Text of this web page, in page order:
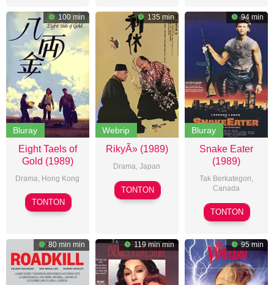
100 min
Bluray
Eight Taels of
Gold (1989)
Drama, Hong Kong
Mabel
Cheung
TONTON
135 min
Webrip
RikyÃ» (1989)
Drama,Japan
Hiroshi
Teshigahara
TONTON
94 min
Bluray
Snake Eater
(1989)
Tak Berkategori,
Canada
George
TONTON
80 min min 119 min min 95 min